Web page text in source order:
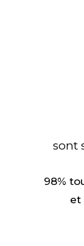
sont
98%
et